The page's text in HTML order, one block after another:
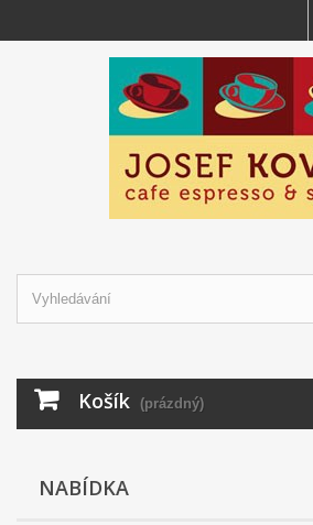
Košík (prázdný)
NABÍDKA